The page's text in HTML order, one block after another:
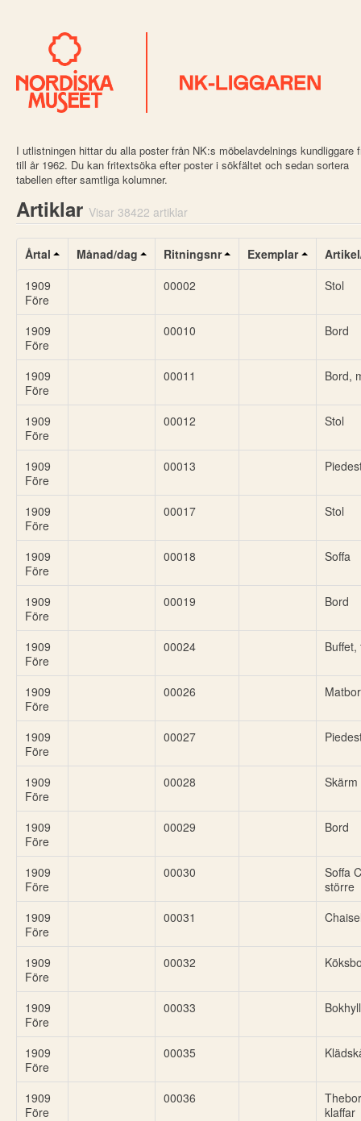
I utlistningen hittar du alla poster från NK:s möbelavdelnings kundliggare
till år 1962. Du kan fritextsöka efter poster i sökfältet och sedan sortera
tabellen efter samtliga kolumner.
Artiklar Visar 38422 artiklar
Årtal Månad/dag Ritningsnr Exemplar
1909
Före
00002 Stol
1909
Före
00010 Bord
1909
Före
00011 Bord,
1909
Före
00012 Stol
1909
Före
00013
1909
Före
00017 Stol
1909
Före
00018 Soffa
1909
Före
00019 Bord
1909
Före
00024
1909
Före
00026
1909
Före
00027
1909
Före
00028 Skärm
1909
Före
00029 Bord
1909
Före
00030
Soffa
större
1909
Före
00031
1909
Före
00032
1909
Före
00033
1909
Före
00035
1909
Före
00036
klaffar